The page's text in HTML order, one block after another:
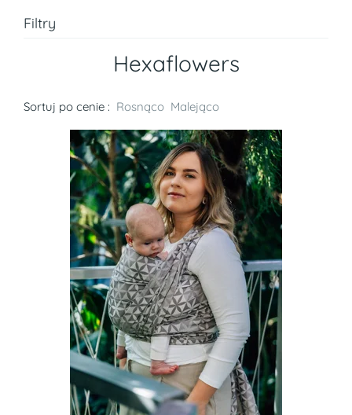
Filtry
Hexaflowers
Sortuj po cenie : Rosnąco Malejąco